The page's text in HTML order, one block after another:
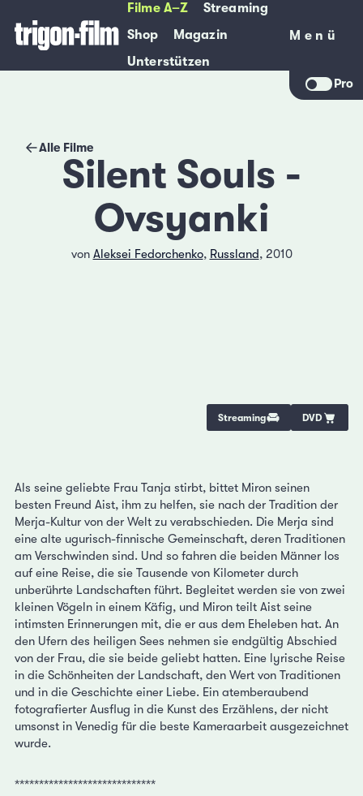
Filme A–Z
Streaming
Shop
Magazin
Unterstützen
Menü
Menü
Pro
Alle Filme
Silent Souls -
Ovsyanki
von Aleksei Fedorchenko, Russland, 2010
Streaming DVD
Als seine geliebte Frau Tanja stirbt, bittet Miron seinen
besten Freund Aist, ihm zu helfen, sie nach der Tradition der
Merja-Kultur von der Welt zu verabschieden. Die Merja sind
eine alte ugurisch-finnische Gemeinschaft, deren Traditionen
am Verschwinden sind. Und so fahren die beiden Männer los
auf eine Reise, die sie Tausende von Kilometer durch
unberührte Landschaften führt. Begleitet werden sie von zwei
kleinen Vögeln in einem Käfig, und Miron teilt Aist seine
intimsten Erinnerungen mit, die er aus dem Eheleben hat. An
den Ufern des heiligen Sees nehmen sie endgültig Abschied
von der Frau, die sie beide geliebt hatten. Eine lyrische Reise
in die Schönheiten der Landschaft, den Wert von Traditionen
und in die Geschichte einer Liebe. Ein atemberaubend
fotografierter Ausflug in die Kunst des Erzählens, der nicht
umsonst in Venedig für die beste Kameraarbeit ausgezeichnet
wurde.
*****************************